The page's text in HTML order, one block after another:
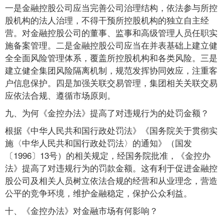
一是金融控股公司应当完善公司治理结构，依法参与所控
股机构的法人治理，不得干预所控股机构的独立自主经
营。对金融控股公司的董事、监事和高级管理人员任职实
施备案管理。二是金融控股公司应当在并表基础上建立健
全全面风险管理体系，覆盖所控股机构和各类风险。三是
建立健全集团风险隔离机制，规范发挥协同效应，注重客
户信息保护。四是加强关联交易管理，集团相关关联交易
应依法合规、遵循市场原则。
九、为何《金控办法》提高了对违规行为的处罚金额？
根据《中华人民共和国行政处罚法》《国务院关于贯彻实
施〈中华人民共和国行政处罚法〉的通知》（国发
〔1996〕13号）的相关规定，经国务院批准，《金控办
法》提高了对违规行为的罚款金额。这有利于促进金融控
股公司及相关人员树立依法合规的经营和从业理念，营造
公平的竞争环境，维护金融稳定，保护公众利益。
十、《金控办法》对金融市场有何影响？